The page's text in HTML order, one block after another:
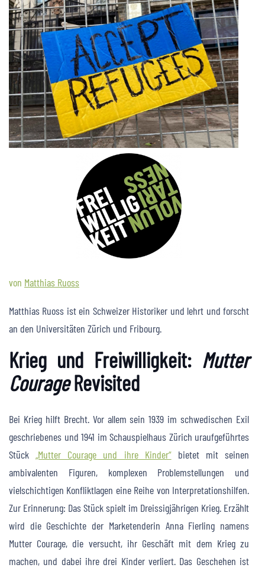
von Matthias Ruoss
Matthias Ruoss ist ein Schweizer Historiker und lehrt und forscht
an den Universitäten Zürich und Fribourg.
Krieg und Freiwilligkeit: Mutter
CourageRevisited
Bei Krieg hilft Brecht. Vor allem sein 1939 im schwedischen Exil
geschriebenes und 1941 im Schauspielhaus Zürich uraufgeführtes
Stück„Mutter Courage und ihre Kinder“bietet mit seinen
ambivalenten Figuren, komplexen Problemstellungen und
vielschichtigen Konfliktlagen eine Reihe von Interpretationshilfen.
Zur Erinnerung: Das Stück spielt im Dreissigjährigen Krieg. Erzählt
wird die Geschichte der Marketenderin Anna Fierling namens
Mutter Courage, die versucht, ihr Geschäft mit dem Krieg zu
machen, und dabei ihre drei Kinder verliert. Das Geschehen ist